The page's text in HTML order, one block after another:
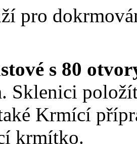
pro
s 80
Sklenici
Krmící
krmítko.